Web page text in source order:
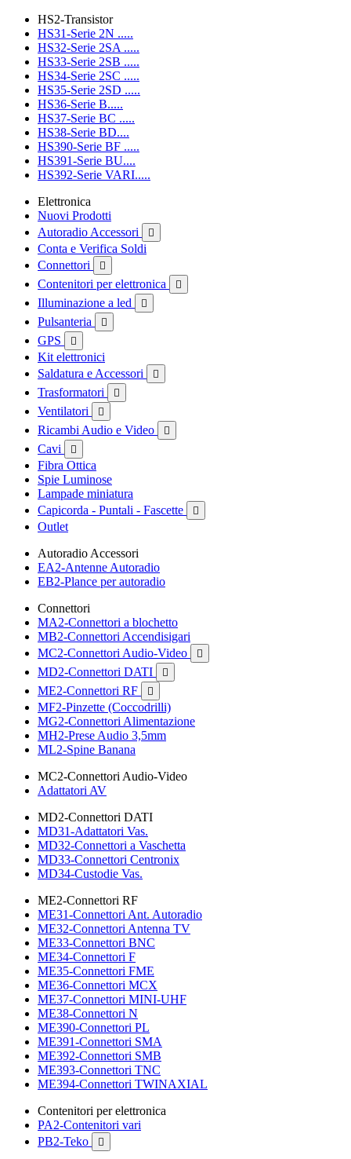
HS2-Transistor
HS31-Serie 2N .....
HS32-Serie 2SA .....
HS33-Serie 2SB .....
HS34-Serie 2SC .....
HS35-Serie 2SD .....
HS36-Serie B.....
HS37-Serie BC .....
HS38-Serie BD....
HS390-Serie BF .....
HS391-Serie BU....
HS392-Serie VARI.....
Elettronica
Nuovi Prodotti
Autoradio Accessori

Conta e Verifica Soldi
Connettori

Contenitori per elettronica 
Illuminazione a led 
Pulsanteria 
GPS 
Kit elettronici
Saldatura e Accessori

Trasformatori 
Ventilatori 
Ricambi Audio e Video 
Cavi 
Fibra Ottica
Spie Luminose
Lampade miniatura
Capicorda - Puntali - Fascette

Outlet
Autoradio Accessori
EA2-Antenne Autoradio
EB2-Plance per autoradio
Connettori
MA2-Connettori a blochetto
MB2-Connettori Accendisigari
MC2-Connettori Audio-Video

MD2-Connettori DATI 
ME2-Connettori RF 
MF2-Pinzette (Coccodrilli)
MG2-Connettori Alimentazione
MH2-Prese Audio 3,5mm
ML2-Spine Banana
MC2-Connettori Audio-Video
Adattatori AV
MD2-Connettori DATI
MD31-Adattatori Vas.
MD32-Connettori a Vaschetta
MD33-Connettori Centronix
MD34-Custodie Vas.
ME2-Connettori RF
ME31-Connettori Ant. Autoradio
ME32-Connettori Antenna TV
ME33-Connettori BNC
ME34-Connettori F
ME35-Connettori FME
ME36-Connettori MCX
ME37-Connettori MINI-UHF
ME38-Connettori N
ME390-Connettori PL
ME391-Connettori SMA
ME392-Connettori SMB
ME393-Connettori TNC
ME394-Connettori TWINAXIAL
Contenitori per elettronica
PA2-Contenitori vari
PB2-Teko
